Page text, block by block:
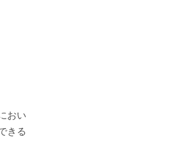
おい
きる